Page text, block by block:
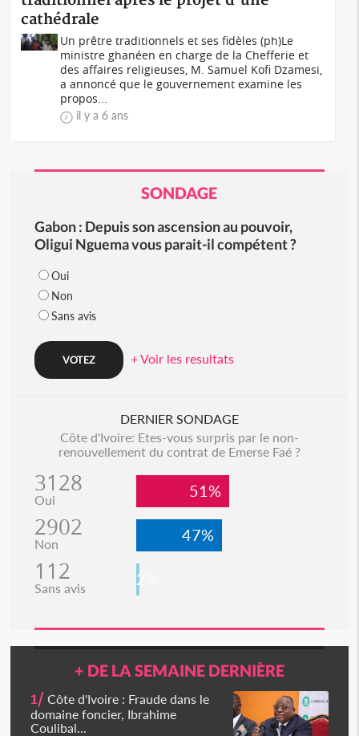
cathédrale
Un prêtre traditionnels et ses fidèles (ph)Le
ministre ghanéen en charge de la Chefferie et
des affaires religieuses, M. Samuel Kofi Dzamesi,
a annoncé que le gouvernement examine les
propos...
il y a 6 ans
SONDAGE
Gabon : Depuis son ascension au pouvoir,
Oligui Nguema vous parait-il compétent ?
Oui
Non
Sans avis
+ Voir les resultats
DERNIER SONDAGE
Côte d'Ivoire: Etes-vous surpris par le non-
renouvellement du contrat de Emerse Faé ?
3128
Oui 51%
2902
Non 47%
112
Sans avis 2%
+ DE LA SEMAINE DERNIÈRE
1/ Côte d'Ivoire : Fraude dans le
domaine foncier, Ibrahime
Coulibal...